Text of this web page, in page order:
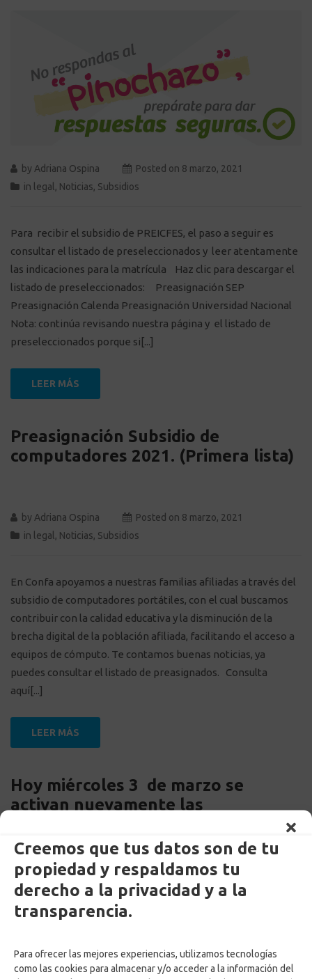
Creemos que tus datos son de tu
propiedad y respaldamos tu
derecho a la privacidad y a la
transparencia.
Para ofrecer las mejores experiencias, utilizamos tecnologías
como las cookies para almacenar y/o acceder a la información del
by Adriana Ospina Posted on 8 marzo, 2021
in legal , Noticias, Subsidios
Para recibir el subsidio de PREICFES, el paso a seguir es
consultar el listado de preseleccionados y leer atentamente
las indicaciones para la matrícula Haz clic para descargar el
listado de preseleccionados: Preasignación SEP
Preasignación Calenda Preasignación Universidad Nacional
Nota: continúa revisando nuestra página y el listado de
preseleccionados porque si[...]
LEER MÁS
Preasignación Subsidio de
computadores 2021. (Primera lista)
by Adriana Ospina Posted on 8 marzo, 2021
in legal , Noticias, Subsidios
En Confa apoyamos a nuestras familias afiliadas a través del
subsidio de computadores portátiles, con el cual buscamos
contribuir con la calidad educativa y la disminución de la
brecha digital de la población afiliada, facilitando el acceso a
equipos de cómputo. Te contamos buenas noticias, ya
puedes consultar el listado de preasignados. Consulta
aquí[...]
LEER MÁS
Hoy miércoles 3 de marzo se
activan nuevamente las
Emergencia para el Cesante.